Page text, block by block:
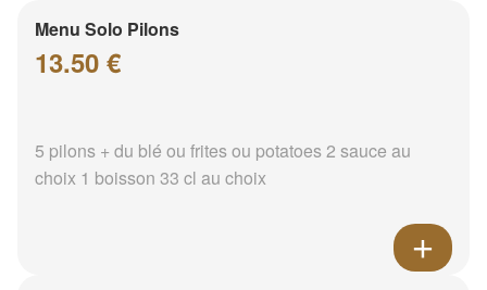
Menu Solo Pilons
13.50 €
5 pilons + du blé ou frites ou potatoes 2 sauce au
choix 1 boisson 33 cl au choix